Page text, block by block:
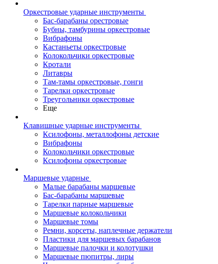
Оркестровые ударные инструменты
Бас-барабаны орестровые
Бубны, тамбурины оркестровые
Вибрафоны
Кастаньеты оркестровые
Колокольчики оркестровые
Кротали
Литавры
Там-тамы оркестровые, гонги
Тарелки оркестровые
Треугольники оркестровые
Еще
Клавишные ударные инструменты
Ксилофоны, металлофоны детские
Вибрафоны
Колокольчики оркестровые
Ксилофоны оркестровые
Маршевые ударные
Малые барабаны маршевые
Бас-барабаны маршевые
Тарелки парные маршевые
Маршевые колокольчики
Маршевые томы
Ремни, корсеты, наплечные держатели
Пластики для маршевых барабанов
Маршевые палочки и колотушки
Маршевые пюпитры, лиры